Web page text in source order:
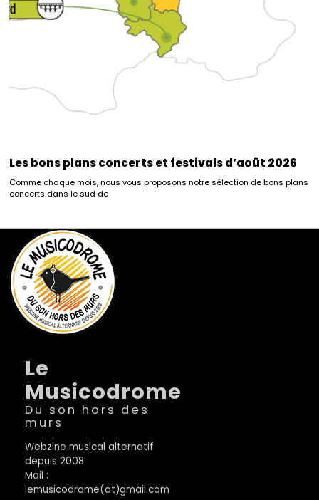
Les bons plans concerts et festivals d’août 2026
Comme chaque mois, nous vous proposons notre sélection de bons plans
concerts dans le sud de
Le
Musicodrome
Du son hors des
murs
Webzine musical alternatif
depuis 2008
Mail :
lemusicodrome(at)gmail.com